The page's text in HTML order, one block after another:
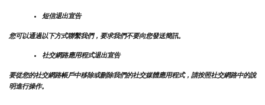
短信退出宣告
您可以通過以下方式聯繫我們，要求我們不要向您發送簡訊。
社交網路應用程式退出宣告
要從您的社交網路帳戶中移除或刪除我們的社交媒體應用程式，請按照社交網路中的說
明進行操作。